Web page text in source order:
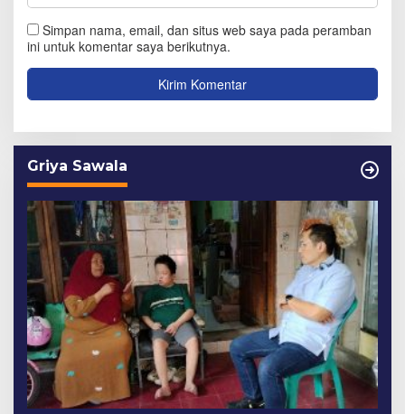
Simpan nama, email, dan situs web saya pada peramban
ini untuk komentar saya berikutnya.
Griya Sawala